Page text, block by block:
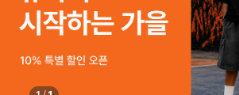
호스팅 서비스 : 스타일이십사㈜
고객센터 1544-5336(평일 09:00~ 18:00 토/일/공휴일 휴무)
COPYRIGHTⓒ2021 STYLE24 ALL RIGHTS RESERVED.